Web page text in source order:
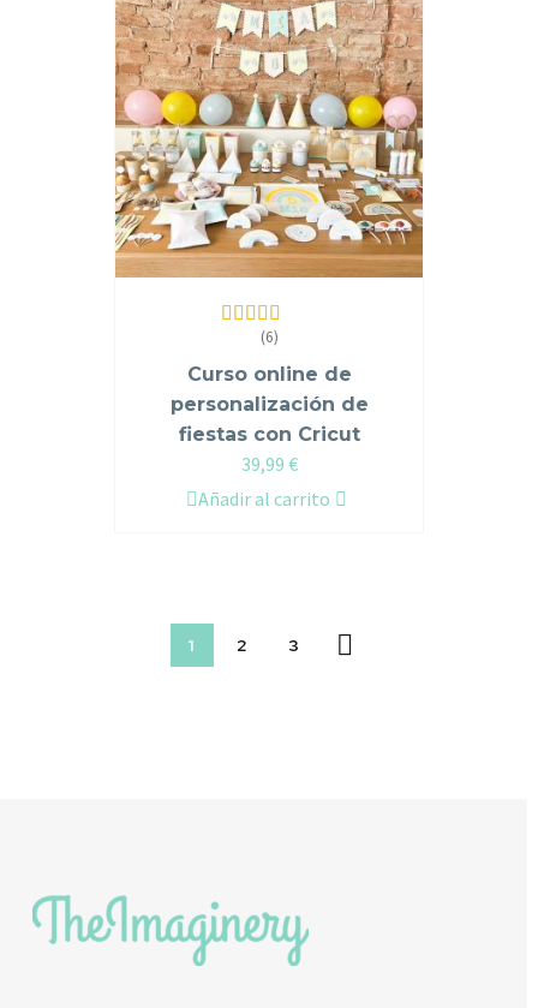
Valorado en
de 5
(6)
Curso online de
personalización de
fiestas con Cricut
39,99 €
Añadir al carrito
1 2 3